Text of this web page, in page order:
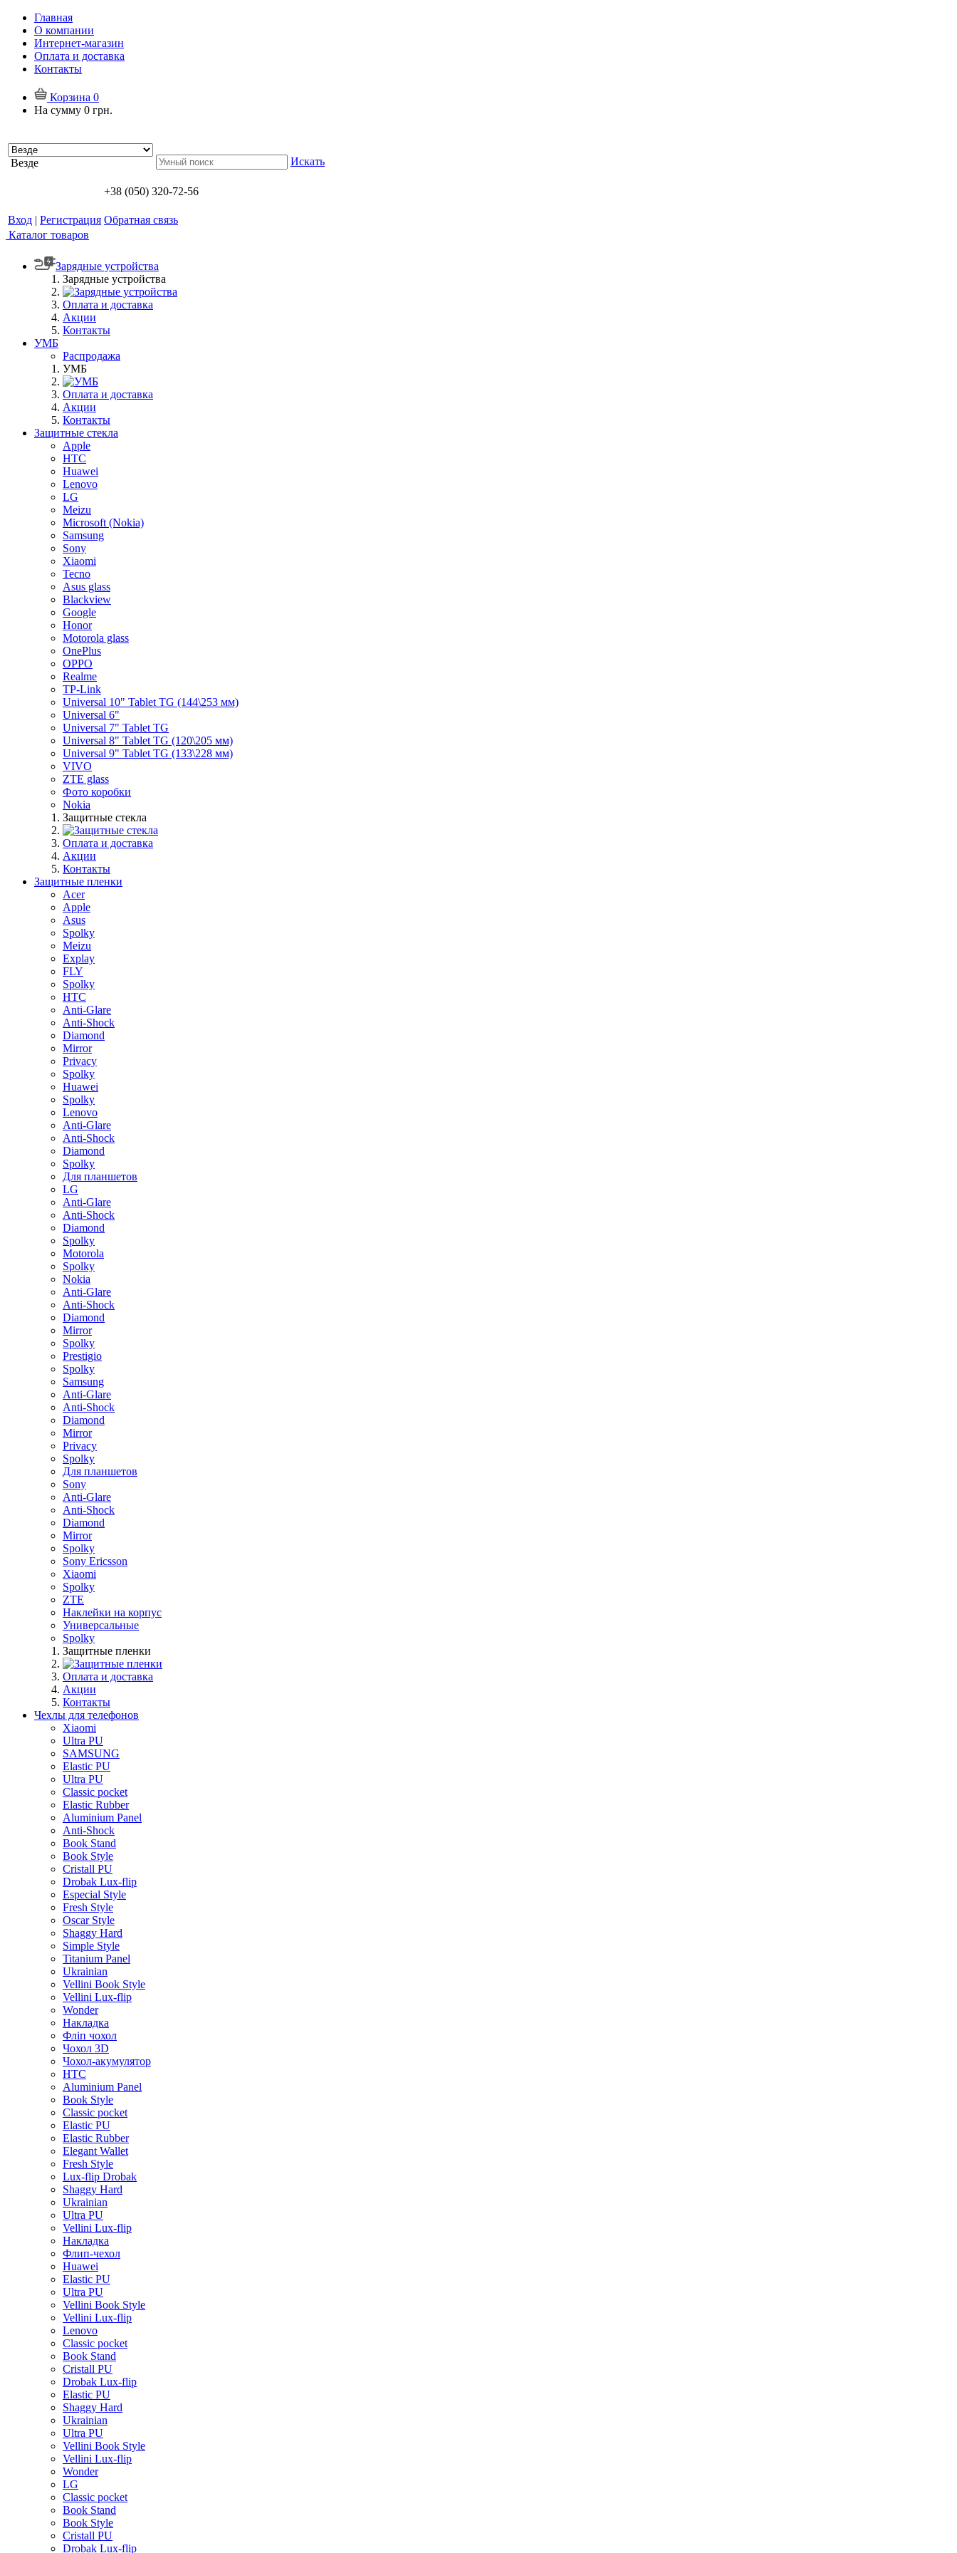
Главная
О компании
Интернет-магазин
Оплата и доставка
Контакты
Корзина 0
На сумму 0 грн.
Везде Искать
+38 (050) 320-72-56
Вход | Регистрация Обратная связь
Каталог товаров
Зарядные устройства
Зарядные устройства
Оплата и доставка
Акции
Контакты
УМБ
Распродажа
УМБ
Оплата и доставка
Акции
Контакты
Защитные стекла
Apple
HTC
Huawei
Lenovo
LG
Meizu
Microsoft (Nokia)
Samsung
Sony
Xiaomi
Tecno
Asus glass
Blackview
Google
Honor
Motorola glass
OnePlus
OPPO
Realme
TP-Link
Universal 10" Tablet TG (144\253 мм)
Universal 6"
Universal 7" Tablet TG
Universal 8" Tablet TG (120\205 мм)
Universal 9" Tablet TG (133\228 мм)
VIVO
ZTE glass
Фото коробки
Nokia
Защитные стекла
Оплата и доставка
Акции
Контакты
Защитные пленки
Acer
Apple
Asus
Spolky
Meizu
Explay
FLY
Spolky
HTC
Anti-Glare
Anti-Shock
Diamond
Mirror
Privacy
Spolky
Huawei
Spolky
Lenovo
Anti-Glare
Anti-Shock
Diamond
Spolky
Для планшетов
LG
Anti-Glare
Anti-Shock
Diamond
Spolky
Motorola
Spolky
Nokia
Anti-Glare
Anti-Shock
Diamond
Mirror
Spolky
Prestigio
Spolky
Samsung
Anti-Glare
Anti-Shock
Diamond
Mirror
Privacy
Spolky
Для планшетов
Sony
Anti-Glare
Anti-Shock
Diamond
Mirror
Spolky
Sony Ericsson
Xiaomi
Spolky
ZTE
Наклейки на корпус
Универсальные
Spolky
Защитные пленки
Оплата и доставка
Акции
Контакты
Чехлы для телефонов
Xiaomi
Ultra PU
SAMSUNG
Elastic PU
Ultra PU
Classic pocket
Elastic Rubber
Aluminium Panel
Anti-Shock
Book Stand
Book Style
Cristall PU
Drobak Lux-flip
Especial Style
Fresh Style
Oscar Style
Shaggy Hard
Simple Style
Titanium Panel
Ukrainian
Vellini Book Style
Vellini Lux-flip
Wonder
Накладка
Фліп чохол
Чохол 3D
Чохол-акумулятор
HTC
Aluminium Panel
Book Style
Classic pocket
Elastic PU
Elastic Rubber
Elegant Wallet
Fresh Style
Lux-flip Drobak
Shaggy Hard
Ukrainian
Ultra PU
Vellini Lux-flip
Накладка
Флип-чехол
Huawei
Elastic PU
Ultra PU
Vellini Book Style
Vellini Lux-flip
Lenovo
Classic pocket
Book Stand
Cristall PU
Drobak Lux-flip
Elastic PU
Shaggy Hard
Ukrainian
Ultra PU
Vellini Book Style
Vellini Lux-flip
Wonder
LG
Classic pocket
Book Stand
Book Style
Cristall PU
Drobak Lux-flip